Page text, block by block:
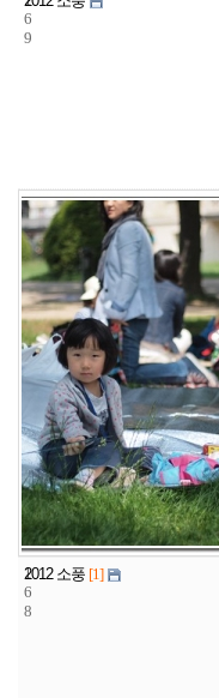
6
9
1
6
8
2012 소풍 [1]